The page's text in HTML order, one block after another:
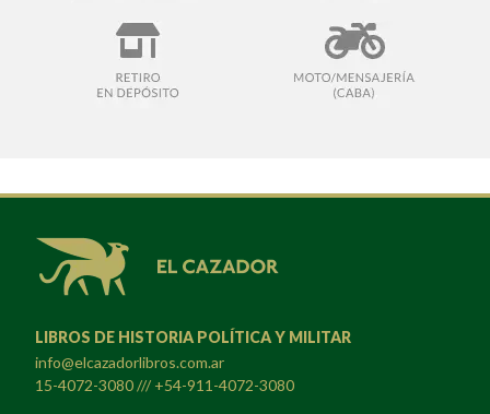
LIBROS DE HISTORIA POLÍTICA Y MILITAR
info@elcazadorlibros.com.ar
15-4072-3080 /// +54-911-4072-3080